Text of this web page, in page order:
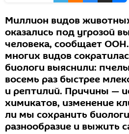
Миллион видов
оказались под угрозой
человека, сообщает
многих видов
биологи выяснили:
восемь раз быстрее
и рептилий. Причины —
химикатов, изменение
ли мы сохранить
разнообразие и выжить